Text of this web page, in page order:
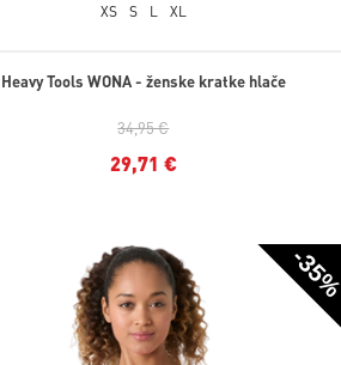
XS S L XL
Heavy Tools WONA - ženske kratke hlače
34,95 €
29,71 €
-35%